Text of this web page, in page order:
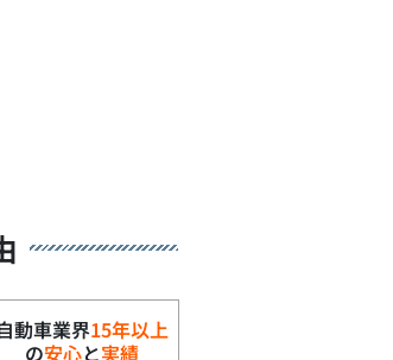
動車業界15年以上
の安心と実績